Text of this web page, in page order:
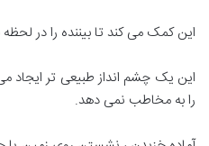
این کمک می کند تا بیننده را در
این یک چشم انداز طبیعی تر ایجاد
را به مخاطب نمی دهد.